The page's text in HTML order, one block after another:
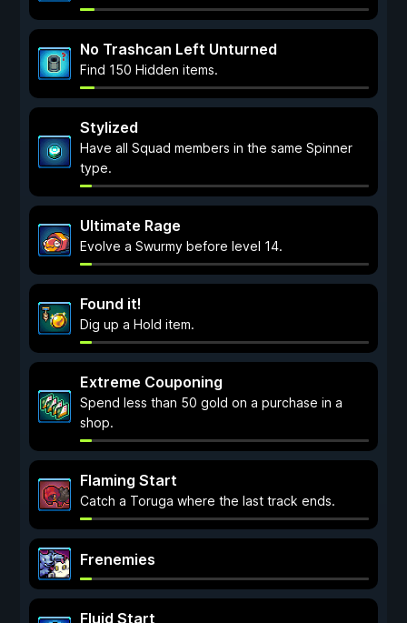
No Trashcan Left Unturned
Find 150 Hidden items.
Stylized
Have all Squad members in the same Spinner
type.
Ultimate Rage
Evolve a Swurmy before level 14.
Found it!
Dig up a Hold item.
Extreme Couponing
Spend less than 50 gold on a purchase in a
shop.
Flaming Start
Catch a Toruga where the last track ends.
Frenemies
Fluid Start